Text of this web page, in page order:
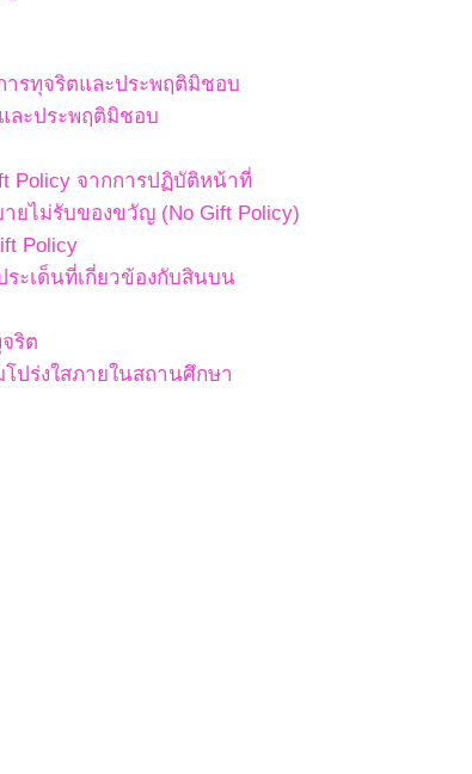
ารทุจริตและประพฤติมิชอบ
ละประพฤติมิชอบ
Policy จากการปฏิบัติหน้าที่
ยไม่รับของขวัญ (No Gift Policy)
Policy
ระเด็นที่เกี่ยวข้องกับสินบน
ริต
ปร่งใสภายในสถานศึกษา